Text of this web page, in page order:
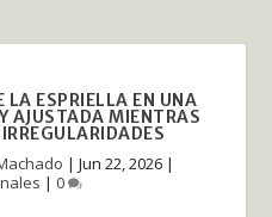
LA ESPRIELLA EN UNA
AJUSTADA MIENTRAS
| Jun 22, 2026|
| 0